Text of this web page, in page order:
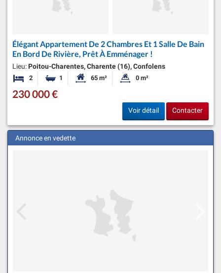
Élégant Appartement De 2 Chambres Et 1 Salle De Bain
En Bord De Rivière, Prêt À Emménager !
Lieu: Poitou-Charentes, Charente (16), Confolens
2 Chambres1 Salle de bainSurface habitable:
65 m² Superficie du terrain:
0 m²
230 000 €
Voir détail Contacter
Annonce en vedette